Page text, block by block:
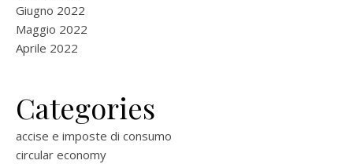
Giugno 2022
Maggio 2022
Aprile 2022
Categories
accise e imposte di consumo
circular economy